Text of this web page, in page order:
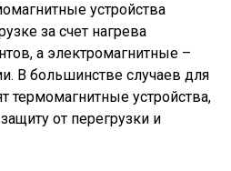
устройства
за счет нагрева
а электромагнитные –
В большинстве случаев для
термомагнитные устройства,
от перегрузки и